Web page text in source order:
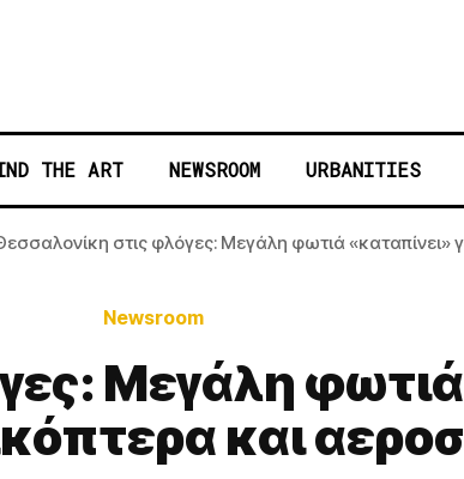
THE ART NEWSROOM URBANITIES
στις φλόγες: Μεγάλη φωτιά «καταπίνει»
Newsroom
Μεγάλη
και